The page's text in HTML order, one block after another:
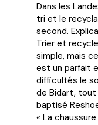
Dans les
tri et le
second.
Trier et
simple, mais
est un parfait
difficultés le
de Bidart, tout
baptisé
« La